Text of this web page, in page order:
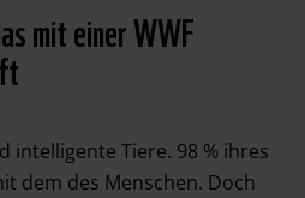
mit einer WWF
intelligente Tiere. 98 % ihres
dem des Menschen. Doch